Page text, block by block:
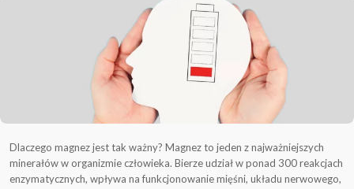
Dlaczego magnez jest tak ważny? Magnez to jeden z najważniejszych
minerałów w organizmie człowieka. Bierze udział w ponad 300 reakcjach
enzymatycznych, wpływa na funkcjonowanie mięśni, układu nerwowego,